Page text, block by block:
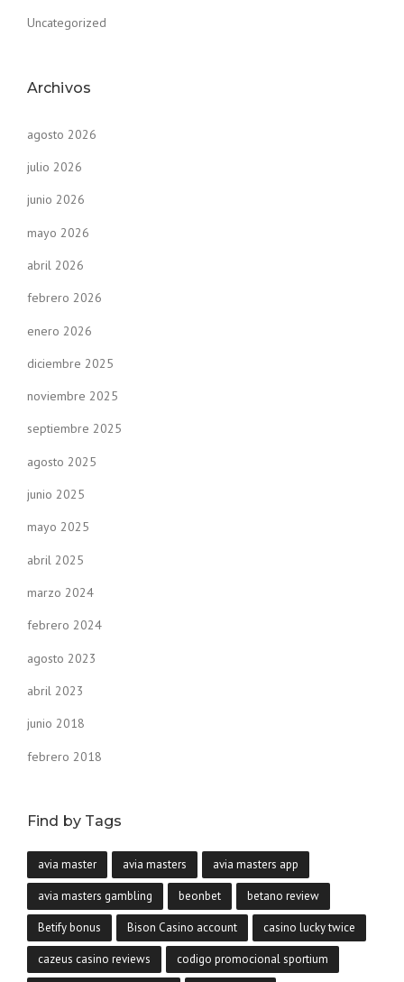
Uncategorized
Archivos
agosto 2026
julio 2026
junio 2026
mayo 2026
abril 2026
febrero 2026
enero 2026
diciembre 2025
noviembre 2025
septiembre 2025
agosto 2025
junio 2025
mayo 2025
abril 2025
marzo 2024
febrero 2024
agosto 2023
abril 2023
junio 2018
febrero 2018
Find by Tags
avia master avia masters avia masters app
avia masters gambling beonbet betano review
Betify bonus Bison Casino account casino lucky twice
cazeus casino reviews codigo promocional sportium